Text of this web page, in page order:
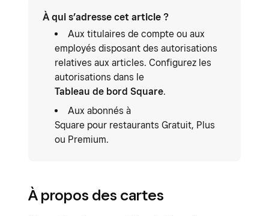
À qui s’adresse cet article ?
Aux titulaires de compte ou aux
employés disposant des autorisations
relatives aux articles. Configurez les
autorisations dans le
Tableau de bord Square.
Aux abonnés à
Square pour restaurants Gratuit, Plus
ou Premium.
À propos des cartes